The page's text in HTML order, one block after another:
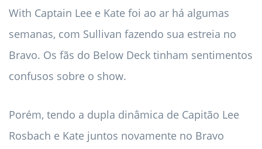
With Captain Lee e Kate foi ao ar há algumas
semanas, com Sullivan fazendo sua estreia no
Bravo. Os fãs do Below Deck tinham sentimentos
confusos sobre o show.
Porém, tendo a dupla dinâmica de Capitão Lee
Rosbach e Kate juntos novamente no Bravo